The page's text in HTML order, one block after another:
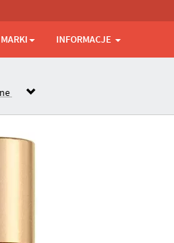
MARKI INFORMACJE